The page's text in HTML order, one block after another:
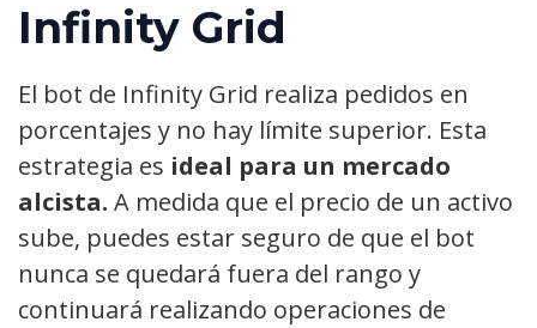
Infinity Grid
El bot de Infinity Grid realiza pedidos en
porcentajes y no hay límite superior. Esta
estrategia es ideal para un mercado
alcista. A medida que el precio de un activo
sube, puedes estar seguro de que el bot
nunca se quedará fuera del rango y
continuará realizando operaciones de